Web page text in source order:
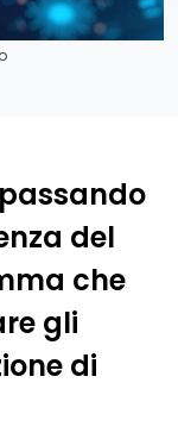
del
che
gli
di